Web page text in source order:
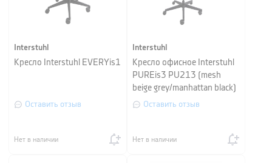
Interstuhl
Кресло Interstuhl EVERYis1
Оставить отзыв
Нет в наличии
Interstuhl
Кресло офисное Interstuhl
PUREis3 PU213 (mesh
beige grey/manhattan black)
Оставить отзыв
Нет в наличии